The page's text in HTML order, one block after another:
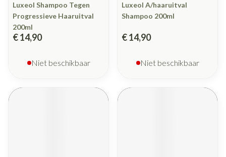
Luxeol Shampoo Tegen
Progressieve Haaruitval
200ml
€ 14,90
Niet beschikbaar
Luxeol A/haaruitval
Shampoo 200ml
€ 14,90
Niet beschikbaar